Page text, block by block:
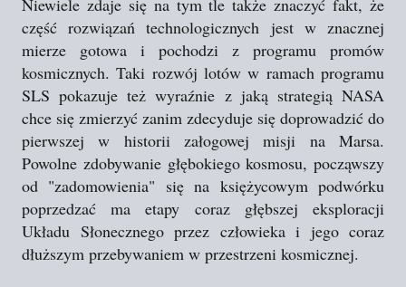
Niewiele zdaje się na tym tle także znaczyć fakt, że
część rozwiązań technologicznych jest w znacznej
mierze gotowa i pochodzi z programu promów
kosmicznych. Taki rozwój lotów w ramach programu
SLS pokazuje też wyraźnie z jaką strategią NASA
chce się zmierzyć zanim zdecyduje się doprowadzić do
pierwszej w historii załogowej misji na Marsa.
Powolne zdobywanie głębokiego kosmosu, począwszy
od "zadomowienia" się na księżycowym podwórku
poprzedzać ma etapy coraz głębszej eksploracji
Układu Słonecznego przez człowieka i jego coraz
dłuższym przebywaniem w przestrzeni kosmicznej.